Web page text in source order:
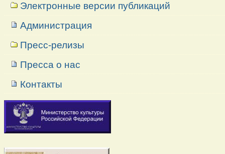
Электронные версии публикаций
Администрация
Пресс-релизы
Пресса о нас
Контакты